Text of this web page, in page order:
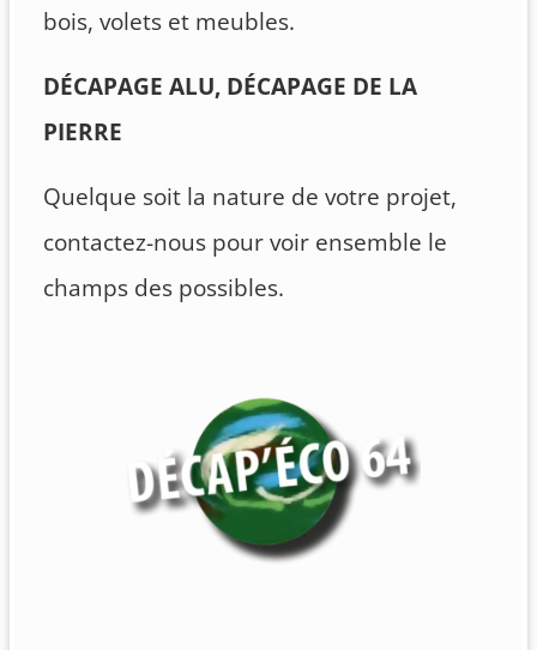
bois, volets et meubles.
DÉCAPAGE ALU, DÉCAPAGE DE LA
PIERRE
Quelque soit la nature de votre projet,
contactez-nous pour voir ensemble le
champs des possibles.